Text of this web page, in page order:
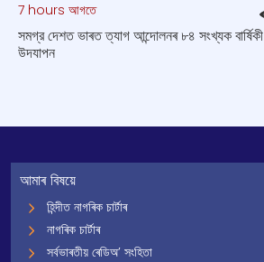
7 hours আগতে
সমগ্র দেশত ভাৰত ত্যাগ আন্দোলনৰ ৮৪ সংখ্যক বার্ষিকী
উদযাপন
আমাৰ বিষয়ে
হিন্দীত নাগৰিক চাৰ্টাৰ
নাগৰিক চাৰ্টাৰ
সৰ্বভাৰতীয় ৰেডিঅ’ সংহিতা